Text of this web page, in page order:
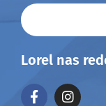
Lorel nas